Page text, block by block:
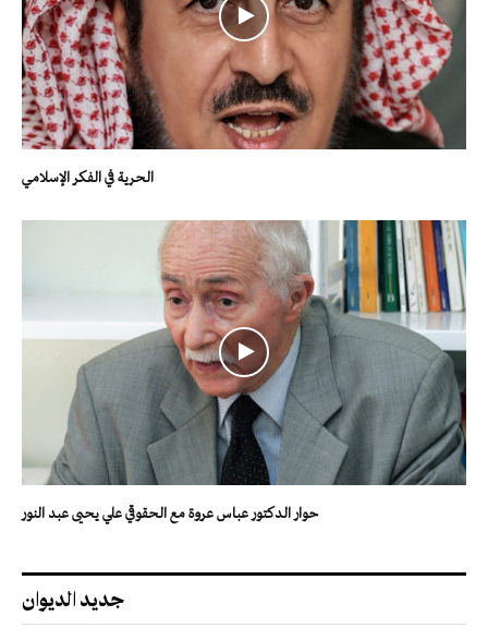
الحرية في الفكر الإسلامي
حوار الدكتور عباس عروة مع الحقوقي علي يحيى عبد النور
جديد الديوان